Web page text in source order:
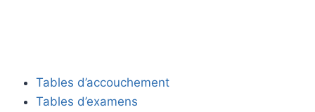
Tables d’accouchement
Tables d’examens